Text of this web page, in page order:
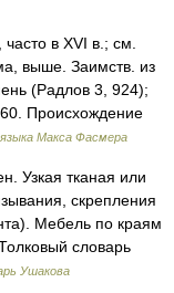
в ХVI в.; см.
выше. Заимств. из
(Радлов 3, 924);
Происхождение
Макса Фасмера
Узкая тканая или
скрепления
Мебель по краям
словарь
Ушакова